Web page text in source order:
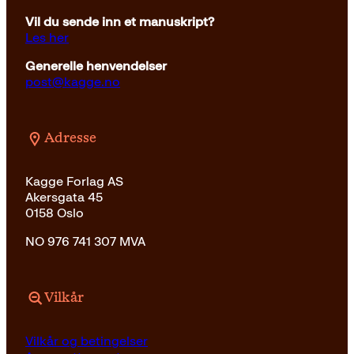
Vil du sende inn et manuskript?
Les her
Generelle henvendelser
post@kagge.no
Adresse
Kagge Forlag AS
Akersgata 45
0158 Oslo
NO 976 741 307 MVA
Vilkår
Vilkår og betingelser